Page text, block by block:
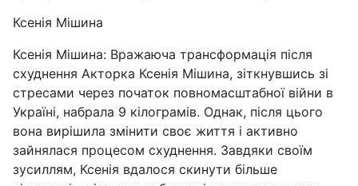
Ксенія Мішина
Ксенія Мішина: Вражаюча трансформація після
схуднення Акторка Ксенія Мішина, зіткнувшись зі
стресами через початок повномасштабної війни в
Україні, набрала 9 кілограмів. Однак, після цього
вона вирішила змінити своє життя і активно
зайнялася процесом схуднення. Завдяки своїм
зусиллям, Ксенія вдалося скинути більше